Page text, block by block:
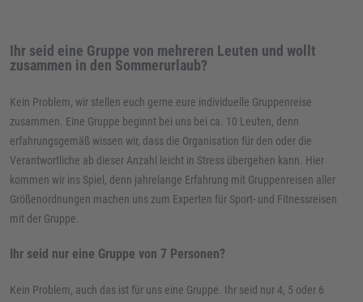
Ihr seid eine Gruppe von mehreren Leuten und wollt
zusammen in den Sommerurlaub?
Kein Problem, wir stellen euch gerne eure individuelle Gruppenreise
zusammen. Eine Gruppe beginnt bei uns bei ca. 10 Leuten, denn
erfahrungsgemäß wissen wir, dass die Organisation für den oder die
Verantwortliche ab dieser Anzahl leicht in Stress übergehen kann. Hier
kommen wir ins Spiel, denn jahrelange Erfahrung mit Gruppenreisen aller
Größenordnungen machen uns zum Experten für Sport- und Fitnessreisen
mit der Gruppe.
Ihr seid nur eine Gruppe von 7 Personen?
Kein Problem, auch das ist für uns eine Gruppe. Ihr seid nur 4, 5 oder 6